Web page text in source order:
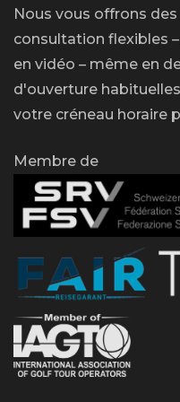
Nous vous offrons
consultation flexibles
en vidéo – même en
d'ouverture
votre créneau horaire
Membre de